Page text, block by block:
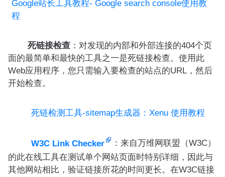
Google站长工具教程- Google search console使用教
程
死链接检查 ：对发现的内部和外部连接的404个页
面的最简单和最快的工具之一是死链接检查。使用此
Web应用程序，您只需输入要检查的站点的URL，然后
开始检查。
死链检测工具-sitemap生成器：Xenu 使用教程
W3C Link Checker
：来自万维网联盟（W3C）
的此在线工具在测试单个网站页面时特别详细，因此与
其他网站相比，验证链接所花的时间更长。在W3C链接